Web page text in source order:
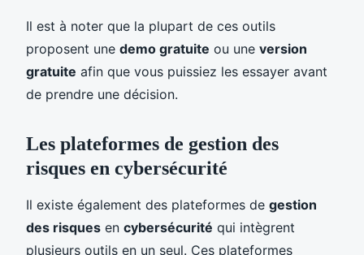
Il est à noter que la plupart de ces outils
proposent une demo gratuite ou une version
gratuite afin que vous puissiez les essayer avant
de prendre une décision.
Les plateformes de gestion des
risques en cybersécurité
Il existe également des plateformes de gestion
des risques en cybersécurité qui intègrent
plusieurs outils en un seul. Ces plateformes